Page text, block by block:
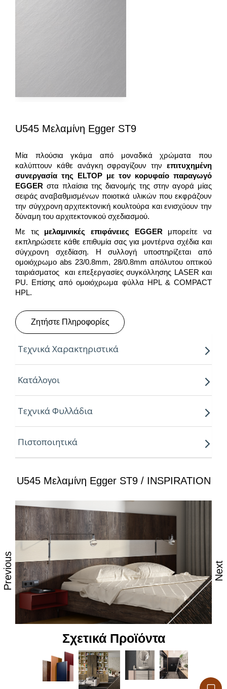
U545 Μελαμίνη Egger ST9
Μία πλούσια γκάμα από μοναδικά χρώματα που
καλύπτουν κάθε ανάγκη σφραγίζουν την επιτυχημένη
συνεργασία της ELTOP με τον κορυφαίο παραγωγό
EGGER στα πλαίσια της διανομής της στην αγορά μίας
σειράς αναβαθμισμένων ποιοτικά υλικών που εκφράζουν
την σύγχρονη αρχιτεκτονική κουλτούρα και ενισχύουν την
δύναμη του αρχιτεκτονικού σχεδιασμού.
Με τις μελαμινικές επιφάνειες EGGER μπορείτε να
εκπληρώσετε κάθε επιθυμία σας για μοντέρνα σχέδια και
σύγχρονη σχεδίαση. Η συλλογή υποστηρίζεται από
ομοιόχρωμο abs 23/0.8mm, 28/0.8mm απόλυτου οπτικού
ταιριάσματος και επεξεργασίες συγκόλλησης LASER και
PU. Επίσης από ομοιόχρωμα φύλλα HPL & COMPACT
HPL.
Ζητήστε Πληροφορίες
Τεχνικά Χαρακτηριστικά
Παραγόμενο μήκος:
Παραγόμενο πλάτος:2.07m
Πάχος: 8,16,18,25mm
Ιδιότητες:
– Εξαιρετική επιφάνεια, αναβαθμισμένες φινιτούρες
– Ανθεκτικότητα στη θερμότητα και τον ατμό
– Υψηλές αντοχές στη καθημερινή φθορά από τριβή,
– Δυνατότητα εύκολου καθημερινού καθαρισμού
– Επιφάνεια απόλυτα υγιεινή
– Υψηλή αντοχή στον αποχρωματισμό και το
θάμπωμα
– Υψηλή αντοχή στα χημικά
– Υψηλή αισθητική, υφή και αφή
Κατάλογοι
Τεχνικά Φυλλάδια
Πιστοποιητικά
U545 Μελαμίνη Egger ST9 / INSPIRATION
Previous Next
Σχετικά Προϊόντα